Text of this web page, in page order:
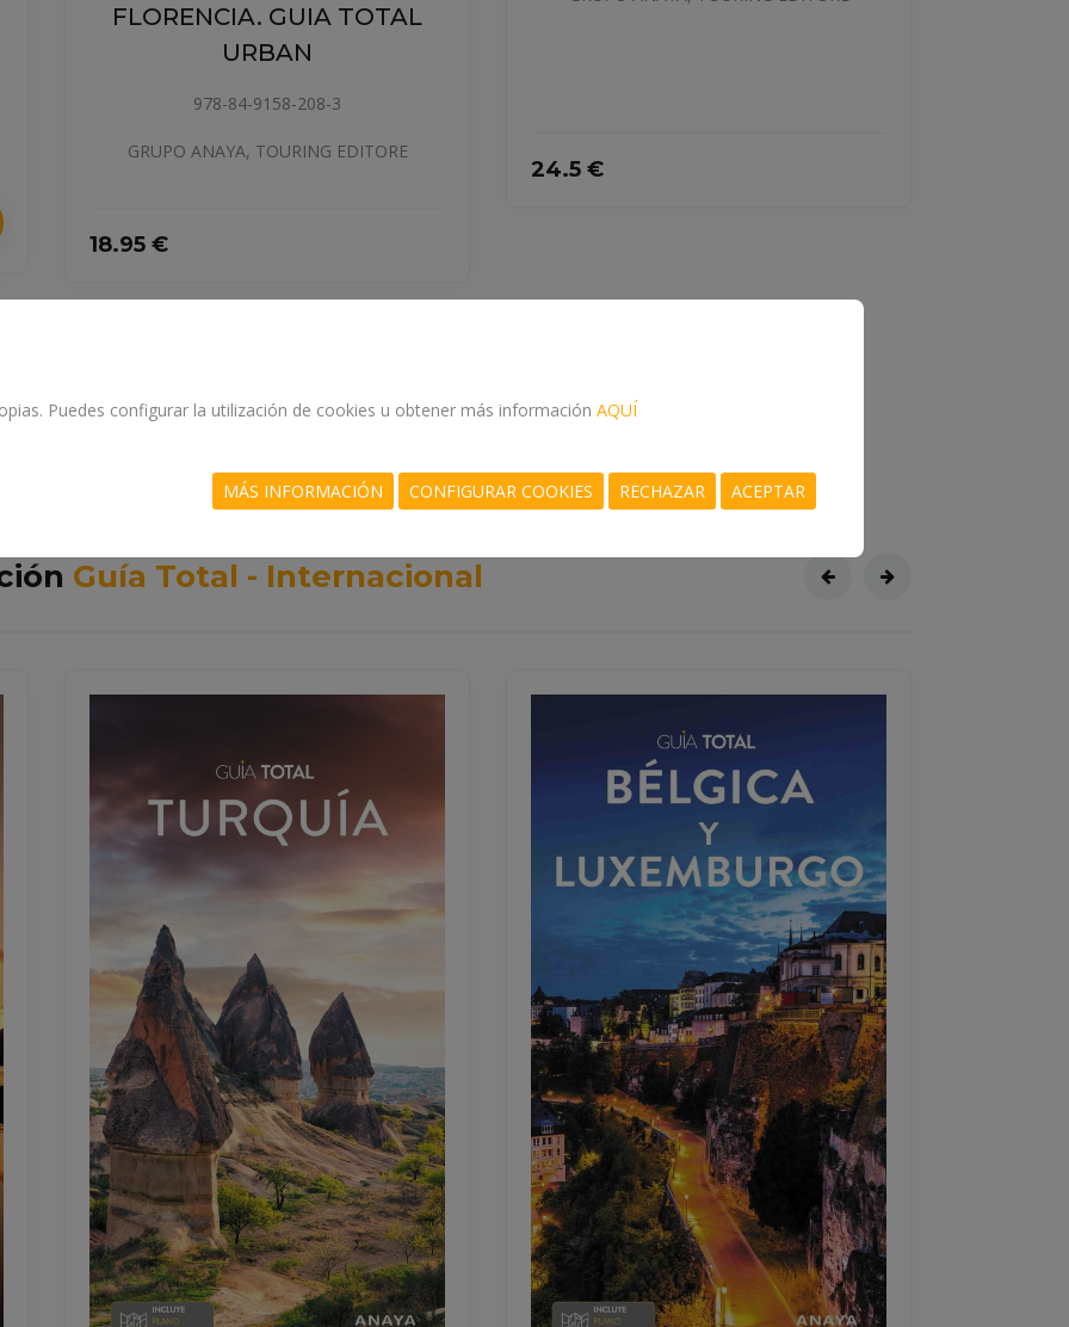
TOTAL
Guía Total - Internacional
Puedes configurar la utilización de cookies u obtener más información AQUÍ
MÁS INFORMACIÓN CONFIGURAR COOKIES RECHAZAR ACEPTAR